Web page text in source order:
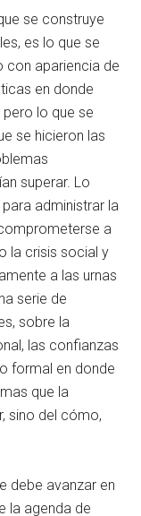
se construye
es lo que se
con apariencia de
en donde
lo que se
se hicieron las
superar. Lo
administrar la
a
la crisis social y
a las urnas
serie de
sobre la
las confianzas
formal en donde
que la
sino del cómo,
debe avanzar en
la agenda de